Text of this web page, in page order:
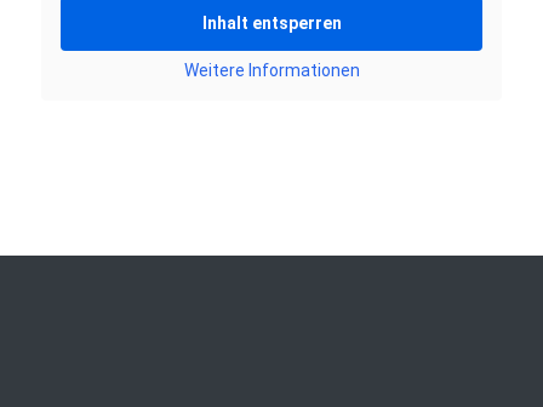
Inhalt entsperren
Weitere Informationen